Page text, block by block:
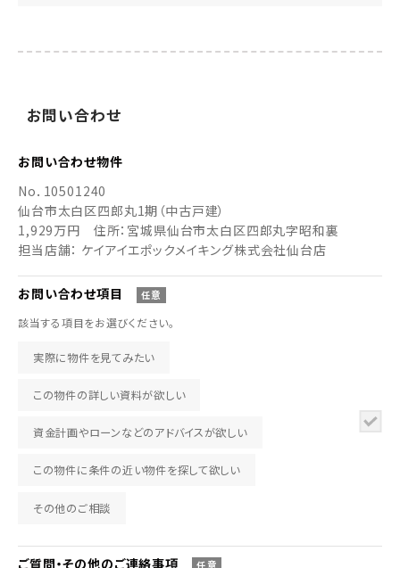
お問い合わせ
お問い合わせ物件
No． 10501240
仙台市太白区四郎丸1期（中古戸建）
1,929万円 住所：宮城県仙台市太白区四郎丸字昭和裏
担当店舗： ケイアイエポックメイキング株式会社仙台店
お問い合わせ項目 任意
該当する項目をお選びください。
実際に物件を見てみたい
この物件の詳しい資料が欲しい
資金計画やローンなどのアドバイスが欲しい
この物件に条件の近い物件を探して欲しい
その他のご相談
ご質問・その他のご連絡事項 任意